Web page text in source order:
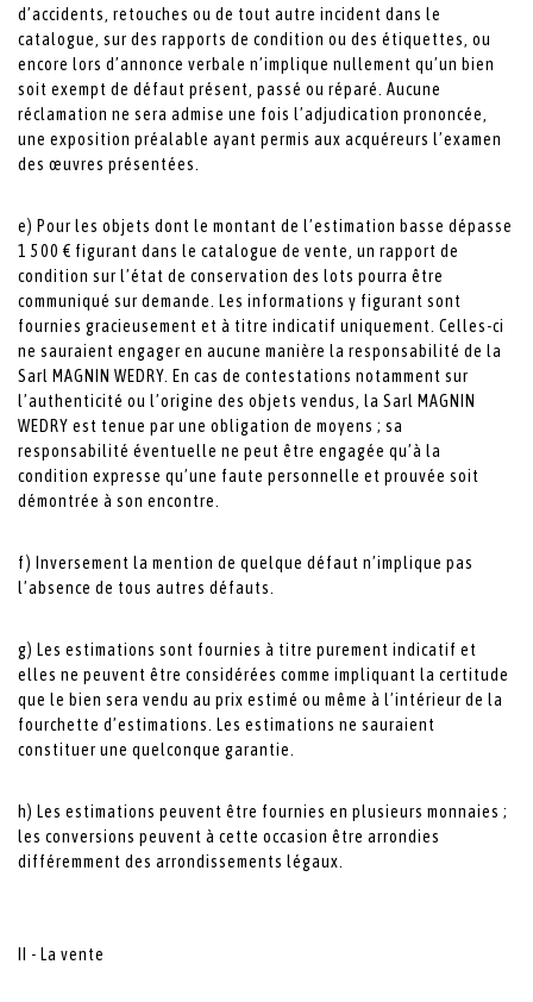
d’accidents, retouches ou de tout autre incident dans le
catalogue, sur des rapports de condition ou des étiquettes, ou
encore lors d’annonce verbale n’implique nullement qu’un bien
soit exempt de défaut présent, passé ou réparé. Aucune
réclamation ne sera admise une fois l’adjudication prononcée,
une exposition préalable ayant permis aux acquéreurs l’examen
des œuvres présentées.
e) Pour les objets dont le montant de l’estimation basse dépasse
1 500 € figurant dans le catalogue de vente, un rapport de
condition sur l’état de conservation des lots pourra être
communiqué sur demande. Les informations y figurant sont
fournies gracieusement et à titre indicatif uniquement. Celles-ci
ne sauraient engager en aucune manière la responsabilité de la
Sarl MAGNIN WEDRY. En cas de contestations notamment sur
l’authenticité ou l’origine des objets vendus, la Sarl MAGNIN
WEDRY est tenue par une obligation de moyens ; sa
responsabilité éventuelle ne peut être engagée qu’à la
condition expresse qu’une faute personnelle et prouvée soit
démontrée à son encontre.
f) Inversement la mention de quelque défaut n’implique pas
l’absence de tous autres défauts.
g) Les estimations sont fournies à titre purement indicatif et
elles ne peuvent être considérées comme impliquant la certitude
que le bien sera vendu au prix estimé ou même à l’intérieur de la
fourchette d’estimations. Les estimations ne sauraient
constituer une quelconque garantie.
h) Les estimations peuvent être fournies en plusieurs monnaies ;
les conversions peuvent à cette occasion être arrondies
différemment des arrondissements légaux.
II - La vente